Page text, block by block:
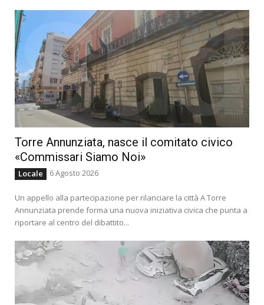
Torre Annunziata, nasce il comitato civico
«Commissari Siamo Noi»
Locale 6 Agosto 2026
Un appello alla partecipazione per rilanciare la città A Torre
Annunziata prende forma una nuova iniziativa civica che punta a
riportare al centro del dibattito...